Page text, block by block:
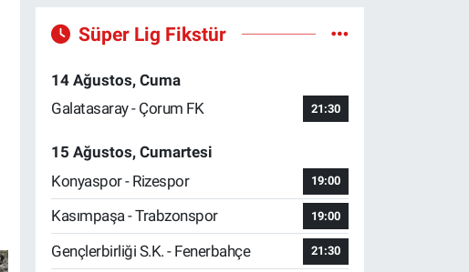
Süper Lig Fikstür
14 Ağustos, Cuma
Galatasaray - Çorum FK
21:30
15 Ağustos, Cumartesi
Konyaspor - Rizespor
19:00
Kasımpaşa - Trabzonspor 19:00
Gençlerbirliği S.K. - Fenerbahçe 21:30